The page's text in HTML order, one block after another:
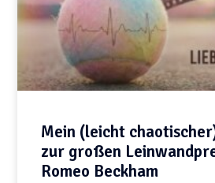
Mein (leicht
zur großen
Romeo Beckham